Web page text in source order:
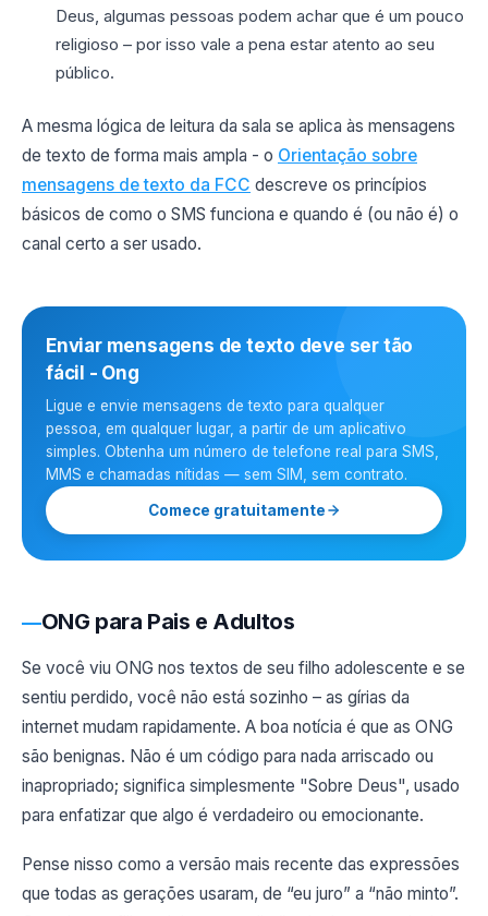
Deus, algumas pessoas podem achar que é um pouco
religioso – por isso vale a pena estar atento ao seu
público.
A mesma lógica de leitura da sala se aplica às mensagens
de texto de forma mais ampla - o Orientação sobre
mensagens de texto da FCC descreve os princípios
básicos de como o SMS funciona e quando é (ou não é) o
canal certo a ser usado.
Enviar mensagens de texto deve ser tão
fácil - Ong
Ligue e envie mensagens de texto para qualquer
pessoa, em qualquer lugar, a partir de um aplicativo
simples. Obtenha um número de telefone real para SMS,
MMS e chamadas nítidas — sem SIM, sem contrato.
Comece gratuitamente
ONG para Pais e Adultos
Se você viu ONG nos textos de seu filho adolescente e se
sentiu perdido, você não está sozinho – as gírias da
internet mudam rapidamente. A boa notícia é que as ONG
são benignas. Não é um código para nada arriscado ou
inapropriado; significa simplesmente "Sobre Deus", usado
para enfatizar que algo é verdadeiro ou emocionante.
Pense nisso como a versão mais recente das expressões
que todas as gerações usaram, de “eu juro” a “não minto”.